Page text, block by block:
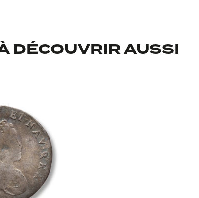
DÉCOUVRIR AUSSI